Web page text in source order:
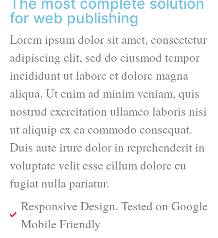
for web publishing
Lorem ipsum dolor sit amet, consectetur
adipiscing elit, sed do eiusmod tempor
incididunt ut labore et dolore magna
aliqua. Ut enim ad minim veniam, quis
nostrud exercitation ullamco laboris nisi
ut aliquip ex ea commodo consequat.
Duis aute irure dolor in reprehenderit in
voluptate velit esse cillum dolore eu
fugiat nulla pariatur.
Responsive Design. Tested on Google
Mobile Friendly